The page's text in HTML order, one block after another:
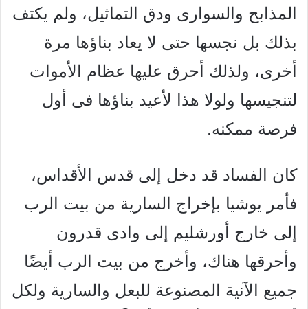
المذابح والسوارى ودق التماثيل، ولم يكتف
بذلك بل نجسها حتى لا يعاد بناؤها مرة
أخرى، ولذلك أحرق عليها عظام الأموات
لتنجيسها ولولا هذا لأعيد بناؤها فى أول
فرصة ممكنه.
كان الفساد قد دخل إلى قدس الأقداس،
فأمر يوشيا بإخراج السارية من بيت الرب
إلى خارج أورشليم إلى وادى قدرون
وأحرقها هناك، وأخرج من بيت الرب أيضًا
جميع الآنية المصنوعة للبعل والسارية ولكل